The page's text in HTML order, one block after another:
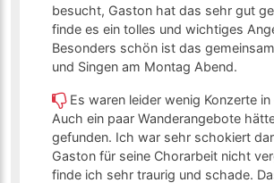
besucht, Gaston hat das sehr gut
finde es ein tolles und wichtiges
Besonders schön ist das
und Singen am Montag Abend.
Es waren leider wenig Konzerte
Auch ein paar Wanderangebote
gefunden. Ich war sehr schokiert
Gaston für seine Chorarbeit nicht
finde ich sehr traurig und schade.